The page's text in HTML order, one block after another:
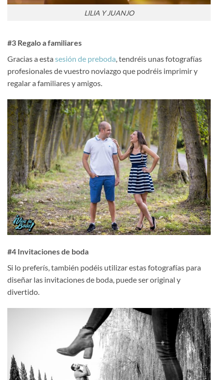
LILIA Y JUANJO
#3 Regalo a familiares
Gracias a esta sesión de preboda, tendréis unas fotografías
profesionales de vuestro noviazgo que podréis imprimir y
regalar a familiares y amigos.
#4 Invitaciones de boda
Si lo preferís, también podéis utilizar estas fotografías para
diseñar las invitaciones de boda, puede ser original y
divertido.